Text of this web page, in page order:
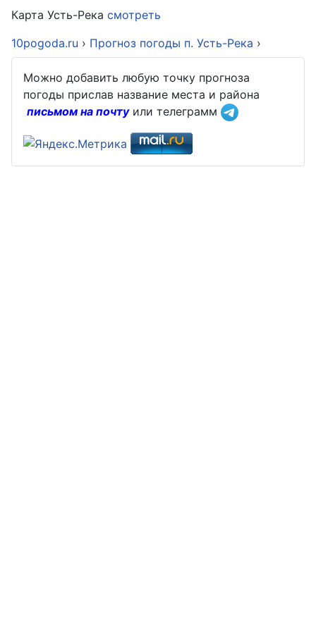
Карта Усть-Река смотреть
10pogoda.ru › Прогноз погоды п. Усть-Река ›
Можно добавить любую точку прогноза
погоды прислав название места и района
письмом на почтуили телеграмм